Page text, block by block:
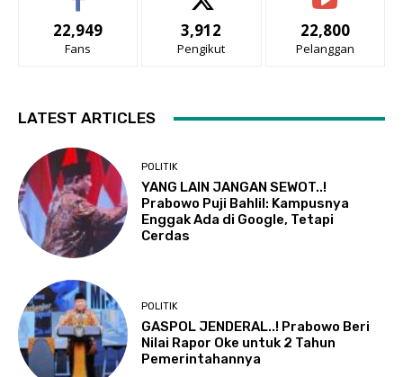
22,949
Fans
3,912
Pengikut
22,800
Pelanggan
LATEST ARTICLES
POLITIK
YANG LAIN JANGAN SEWOT..!
Prabowo Puji Bahlil: Kampusnya
Enggak Ada di Google, Tetapi
Cerdas
POLITIK
GASPOL JENDERAL..! Prabowo Beri
Nilai Rapor Oke untuk 2 Tahun
Pemerintahannya